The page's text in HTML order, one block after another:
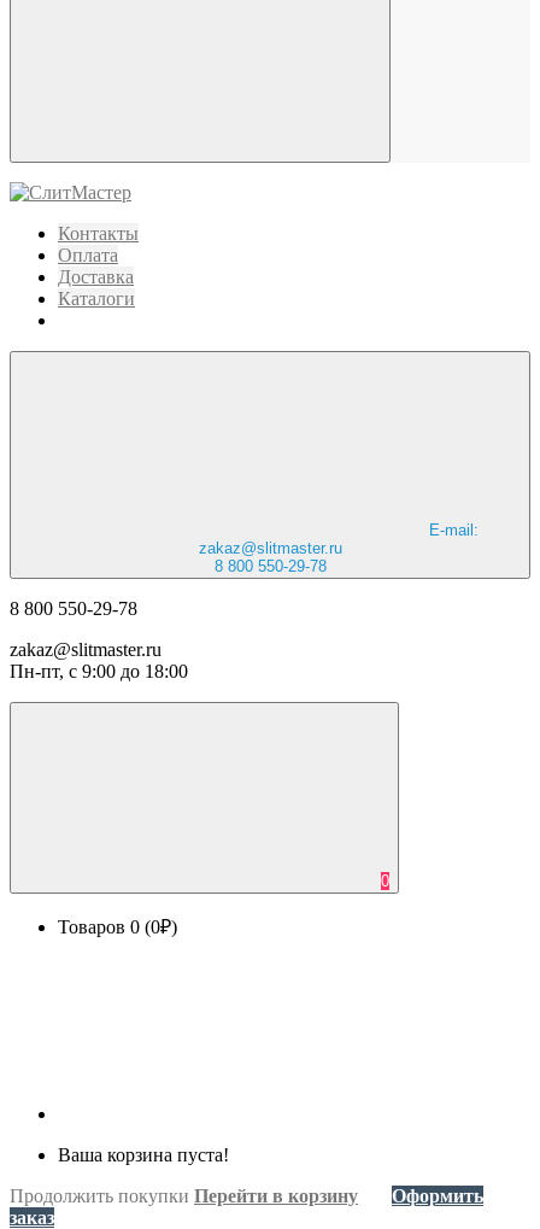
Контакты
Оплата
Доставка
Каталоги
E-mail:
zakaz@slitmaster.ru
8 800 550-29-78
8 800 550-29-78
zakaz@slitmaster.ru
Пн-пт, с 9:00 до 18:00
0
Товаров 0 (0₽)
Ваша корзина пуста!
Продолжить покупки Перейти в корзину
Оформить
заказ